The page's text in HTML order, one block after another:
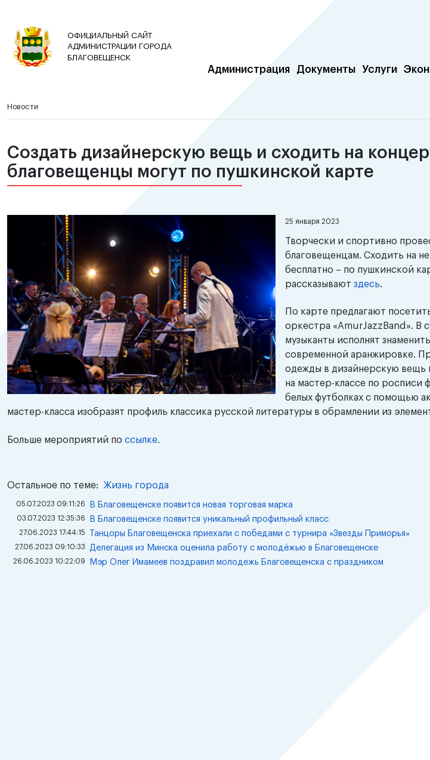
ОФИЦИАЛЬНЫЙ САЙТ
АДМИНИСТРАЦИИ ГОРОДА
БЛАГОВЕЩЕНСК
Администрация Документы Услуги
Новости
Создать дизайнерскую вещь и сходить на
благовещенцы могут по пушкинской карте
25 января 2023
Творчески и спортивно
благовещенцам. Сходить на
бесплатно – по пушкинской
рассказывают здесь.
По карте предлагают
оркестра «AmurJazzBand». В
музыканты исполнят
современной аранжировке.
одежды в дизайнерскую вещь
на мастер-классе по росписи
белых футболках с помощью
мастер-класса изобразят профиль классика русской литературы в обрамлении из
Больше мероприятий по ссылке.
Остальное по теме: Жизнь города
05.07.2023 09:11:26 В Благовещенске появится новая торговая марка
03.07.2023 12:35:36 В Благовещенске появится уникальный профильный класс
27.06.2023 17:44:15 Танцоры Благовещенска приехали с победами с турнира «Звезды Приморья»
27.06.2023 09:10:33 Делегация из Минска оценила работу с молодёжью в Благовещенске
26.06.2023 10:22:09 Мэр Олег Имамеев поздравил молодежь Благовещенска с праздником